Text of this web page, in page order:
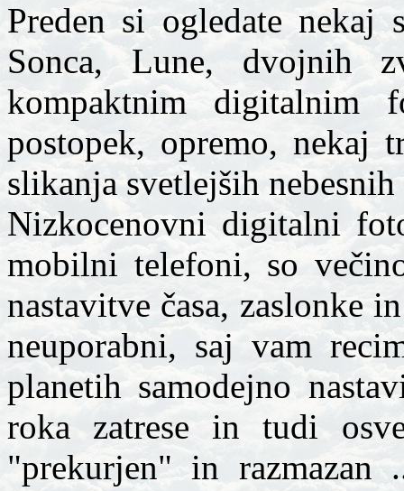
Preden si ogledate nekaj
Sonca, Lune, dvojnih
kompaktnim digitalnim
postopek, opremo, nekaj
slikanja svetlejših nebesnih
Nizkocenovni digitalni
mobilni telefoni, so
nastavitve časa, zaslonke
neuporabni, saj vam
planetih samodejno
roka zatrese in tudi
"prekurjen" in